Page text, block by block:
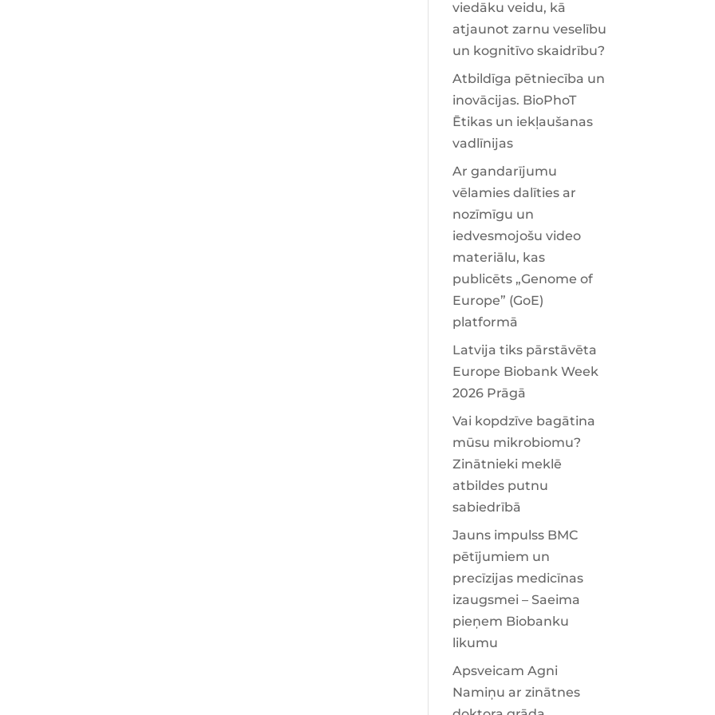
viedāku veidu, kā
atjaunot zarnu veselību
un kognitīvo skaidrību?
Atbildīga pētniecība un
inovācijas. BioPhoT
Ētikas un iekļaušanas
vadlīnijas
Ar gandarījumu
vēlamies dalīties ar
nozīmīgu un
iedvesmojošu video
materiālu, kas
publicēts „Genome of
Europe” (GoE)
platformā
Latvija tiks pārstāvēta
Europe Biobank Week
2026 Prāgā
Vai kopdzīve bagātina
mūsu mikrobiomu?
Zinātnieki meklē
atbildes putnu
sabiedrībā
Jauns impulss BMC
pētījumiem un
precīzijas medicīnas
izaugsmei – Saeima
pieņem Biobanku
likumu
Apsveicam Agni
Namiņu ar zinātnes